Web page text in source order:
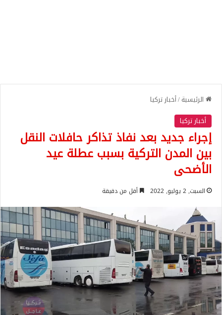
الرئيسية/أخبار تركيا
أخبار تركيا
إجراء جديد بعد نفاذ تذاكر حافلات النقل
بين المدن التركية بسبب عطلة عيد
الأضحى
السبت, 2 يوليو, 2022 أقل من دقيقة